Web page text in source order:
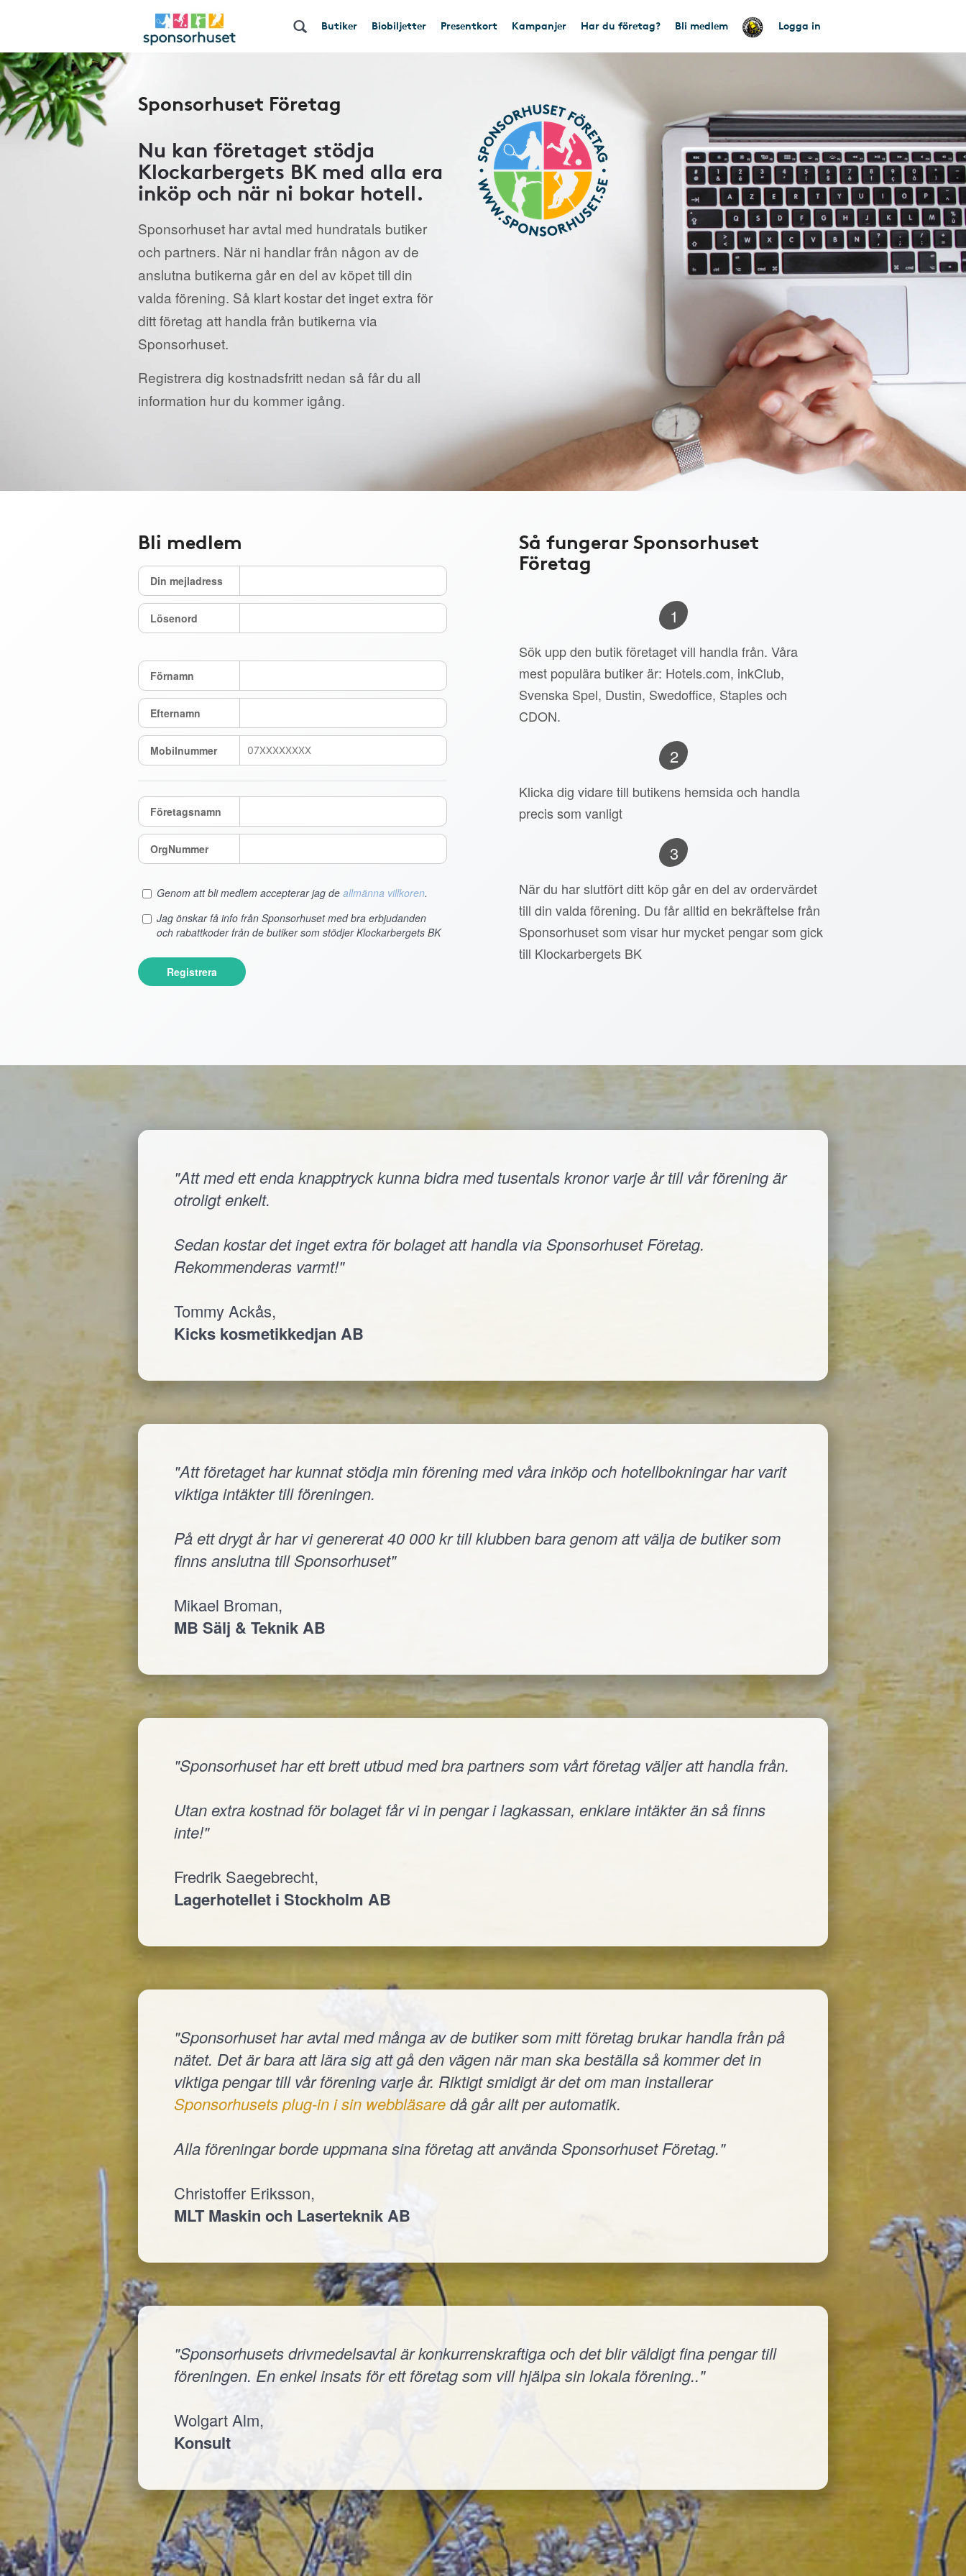
Butiker Biobiljetter Presentkort Kampanjer Har du företag? Bli medlem Logga in
Sponsorhuset Företag
Nu kan företaget stödja
Klockarbergets BK med alla era
inköp och när ni bokar hotell.
Sponsorhuset har avtal med hundratals butiker
och partners. När ni handlar från någon av de
anslutna butikerna går en del av köpet till din
valda förening. Så klart kostar det inget extra för
ditt företag att handla från butikerna via
Sponsorhuset.
Registrera dig kostnadsfritt nedan så får du all
information hur du kommer igång.
Bli medlem
Din mejladress
Lösenord
Förnamn
Efternamn
Mobilnummer
Företagsnamn
OrgNummer
Genom att bli medlem accepterar jag de allmänna villkoren.
Jag önskar få info från Sponsorhuset med bra erbjudanden
och rabattkoder från de butiker som stödjer Klockarbergets BK
Registrera
Så fungerar Sponsorhuset
Företag
1
Sök upp den butik företaget vill handla från. Våra
mest populära butiker är: Hotels.com, inkClub,
Svenska Spel, Dustin, Swedoffice, Staples och
CDON.
2
Klicka dig vidare till butikens hemsida och handla
precis som vanligt
3
När du har slutfört ditt köp går en del av ordervärdet
till din valda förening. Du får alltid en bekräftelse från
Sponsorhuset som visar hur mycket pengar som gick
till Klockarbergets BK
"Att med ett enda knapptryck kunna bidra med tusentals kronor varje år till vår förening är
otroligt enkelt.
Sedan kostar det inget extra för bolaget att handla via Sponsorhuset Företag.
Rekommenderas varmt!"
Tommy Ackås,
Kicks kosmetikkedjan AB
"Att företaget har kunnat stödja min förening med våra inköp och hotellbokningar har varit
viktiga intäkter till föreningen.
På ett drygt år har vi genererat 40 000 kr till klubben bara genom att välja de butiker som
finns anslutna till Sponsorhuset"
Mikael Broman,
MB Sälj & Teknik AB
"Sponsorhuset har ett brett utbud med bra partners som vårt företag väljer att handla från.
Utan extra kostnad för bolaget får vi in pengar i lagkassan, enklare intäkter än så finns
inte!"
Fredrik Saegebrecht,
Lagerhotellet i Stockholm AB
"Sponsorhuset har avtal med många av de butiker som mitt företag brukar handla från på
nätet. Det är bara att lära sig att gå den vägen när man ska beställa så kommer det in
viktiga pengar till vår förening varje år. Riktigt smidigt är det om man installerar
Sponsorhusets plug-in i sin webbläsaredå går allt per automatik.
Alla föreningar borde uppmana sina företag att använda Sponsorhuset Företag."
Christoffer Eriksson,
MLT Maskin och Laserteknik AB
"Sponsorhusets drivmedelsavtal är konkurrenskraftiga och det blir väldigt fina pengar till
föreningen. En enkel insats för ett företag som vill hjälpa sin lokala förening.."
Wolgart Alm,
Konsult